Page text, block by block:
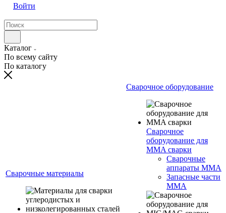
Войти
Каталог
По всему сайту
По каталогу
Сварочные материалы
Сварочное оборудование
Сварочное
оборудование для
MMA сварки
Сварочные
аппараты MMA
Запасные части
MMA